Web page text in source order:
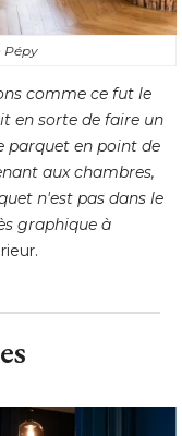
Pépy
comme ce fut le
en sorte de faire un
parquet en point de
aux chambres,
n'est pas dans le
graphique à